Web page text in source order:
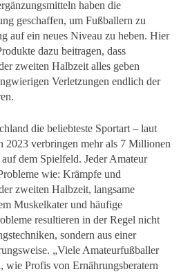
haben die
geschaffen, um Fußballern zu
auf ein neues Niveau zu heben. Hier
dazu beitragen, dass
zweiten Halbzeit alles geben
Verletzungen endlich der
die beliebteste Sportart – laut
2023 verbringen mehr als 7 Millionen
dem Spielfeld. Jeder Amateur
wie: Krämpfe und
zweiten Halbzeit, langsame
Muskelkater und häufige
resultieren in der Regel nicht
sondern aus einer
„Viele Amateurfußballer
wie Profis von Ernährungsberatern